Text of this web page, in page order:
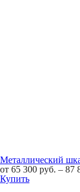
Металлический
от 65 300 руб. – 87
Купить